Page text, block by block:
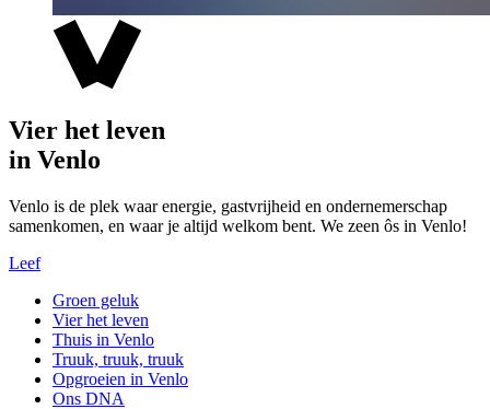
Vier het leven
in Venlo
Venlo is de plek waar energie, gastvrijheid en ondernemerschap
samenkomen, en waar je altijd welkom bent. We zeen ôs in Venlo!
Leef
Groen geluk
Vier het leven
Thuis in Venlo
Truuk, truuk, truuk
Opgroeien in Venlo
Ons DNA